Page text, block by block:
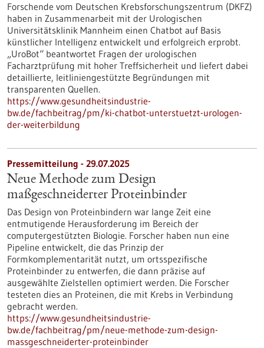
Forschende vom Deutschen Krebsforschungszentrum (DKFZ)
haben in Zusammenarbeit mit der Urologischen
Universitätsklinik Mannheim einen Chatbot auf Basis
künstlicher Intelligenz entwickelt und erfolgreich erprobt.
„UroBot“ beantwortet Fragen der urologischen
Facharztprüfung mit hoher Treffsicherheit und liefert dabei
detaillierte, leitliniengestützte Begründungen mit
transparenten Quellen.
https://www.gesundheitsindustrie-
bw.de/fachbeitrag/pm/ki-chatbot-unterstuetzt-urologen-
der-weiterbildung
Pressemitteilung - 29.07.2025
Neue Methode zum Design
maßgeschneiderter Proteinbinder
Das Design von Proteinbindern war lange Zeit eine
entmutigende Herausforderung im Bereich der
computergestützten Biologie. Forscher haben nun eine
Pipeline entwickelt, die das Prinzip der
Formkomplementarität nutzt, um ortsspezifische
Proteinbinder zu entwerfen, die dann präzise auf
ausgewählte Zielstellen optimiert werden. Die Forscher
testeten dies an Proteinen, die mit Krebs in Verbindung
gebracht werden.
https://www.gesundheitsindustrie-
bw.de/fachbeitrag/pm/neue-methode-zum-design-
massgeschneiderter-proteinbinder